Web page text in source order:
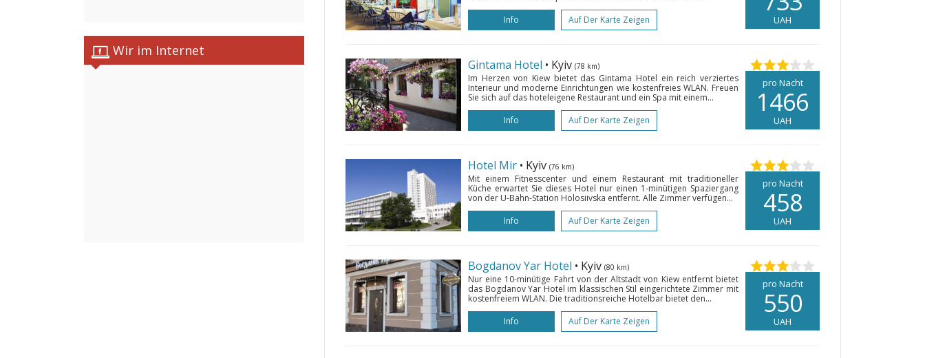
Wir im Internet
UAH
Info
Auf Der Karte Zeigen
pro Nacht
1466
UAH
Gintama Hotel • Kyiv (78 km)
Im Herzen von Kiew bietet das Gintama Hotel ein reich verziertes
Interieur und moderne Einrichtungen wie kostenfreies WLAN. Freuen
Sie sich auf das hoteleigene Restaurant und ein Spa mit einem...
Info
Auf Der Karte Zeigen
pro Nacht
458
UAH
Hotel Mir • Kyiv (76 km)
Mit einem Fitnesscenter und einem Restaurant mit traditioneller
Küche erwartet Sie dieses Hotel nur einen 1-minütigen Spaziergang
von der U-Bahn-Station Holosiivska entfernt. Alle Zimmer verfügen...
Info
Auf Der Karte Zeigen
pro Nacht
550
UAH
Bogdanov Yar Hotel • Kyiv (80 km)
Nur eine 10-minütige Fahrt von der Altstadt von Kiew entfernt bietet
das Bogdanov Yar Hotel im klassischen Stil eingerichtete Zimmer mit
kostenfreiem WLAN. Die traditionsreiche Hotelbar bietet den...
Info
Auf Der Karte Zeigen